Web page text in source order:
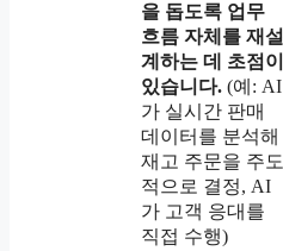
을 돕도록 업무
흐름 자체를 재설
계하는 데 초점이
있습니다. (예: AI
가 실시간 판매
데이터를 분석해
재고 주문을 주도
적으로 결정, AI
가 고객 응대를
직접 수행)